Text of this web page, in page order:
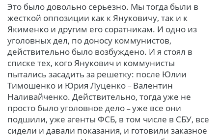
Это было довольно серьезно. Мы тогда были в
жесткой оппозиции как к Януковичу, так и к
Якименко и другим его соратникам. И одно из
уголовных дел, по доносу коммунистов,
действительно было возбуждено. И я стоял в
списке тех, кого Янукович и коммунисты
пытались засадить за решетку: после Юлии
Тимошенко и Юрия Луценко – Валентин
Наливайченко. Действительно, тогда уже не
просто было уголовное дело – уже все они
подшили, уже агенты ФСБ, в том числе в СБУ, все
сидели и давали показания, и готовили заказное